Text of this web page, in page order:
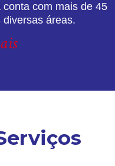
com mais de 45
áreas.